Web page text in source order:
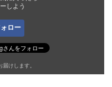
しよう
ロー
届けします。